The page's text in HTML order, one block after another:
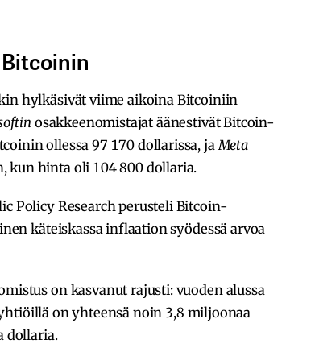
hylkäsivät viime aikoina Bitcoiniin
osakkeenomistajat äänestivät Bitcoin-
ollessa 97 170 dollarissa, ja Meta
kun hinta oli 104 800 dollaria.
Policy Research perusteli Bitcoin-
käteiskassa inflaation syödessä arvoa
on kasvanut rajusti: vuoden alussa
on yhteensä noin 3,8 miljoonaa
dollaria.